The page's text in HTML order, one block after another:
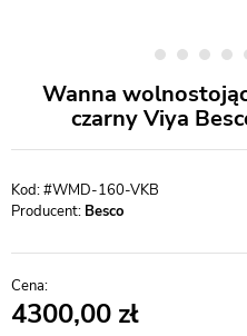
Wanna
czarny Viya
#WMD-160-VKB
Producent: Besco
4300,00